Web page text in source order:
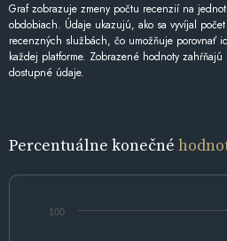
Graf zobrazuje zmeny počtu recenzií na
obdobiach. Údaje ukazujú, ako sa vyvíjal
recenzných službách, čo umožňuje porovnať
každej platforme. Zobrazené hodnoty
dostupné údaje.
Percentuálne konečné
100